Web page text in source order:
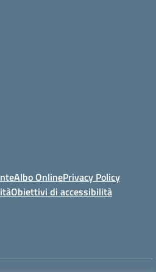
Albo OnlinePrivacy Policy
Obiettivi di accessibilità